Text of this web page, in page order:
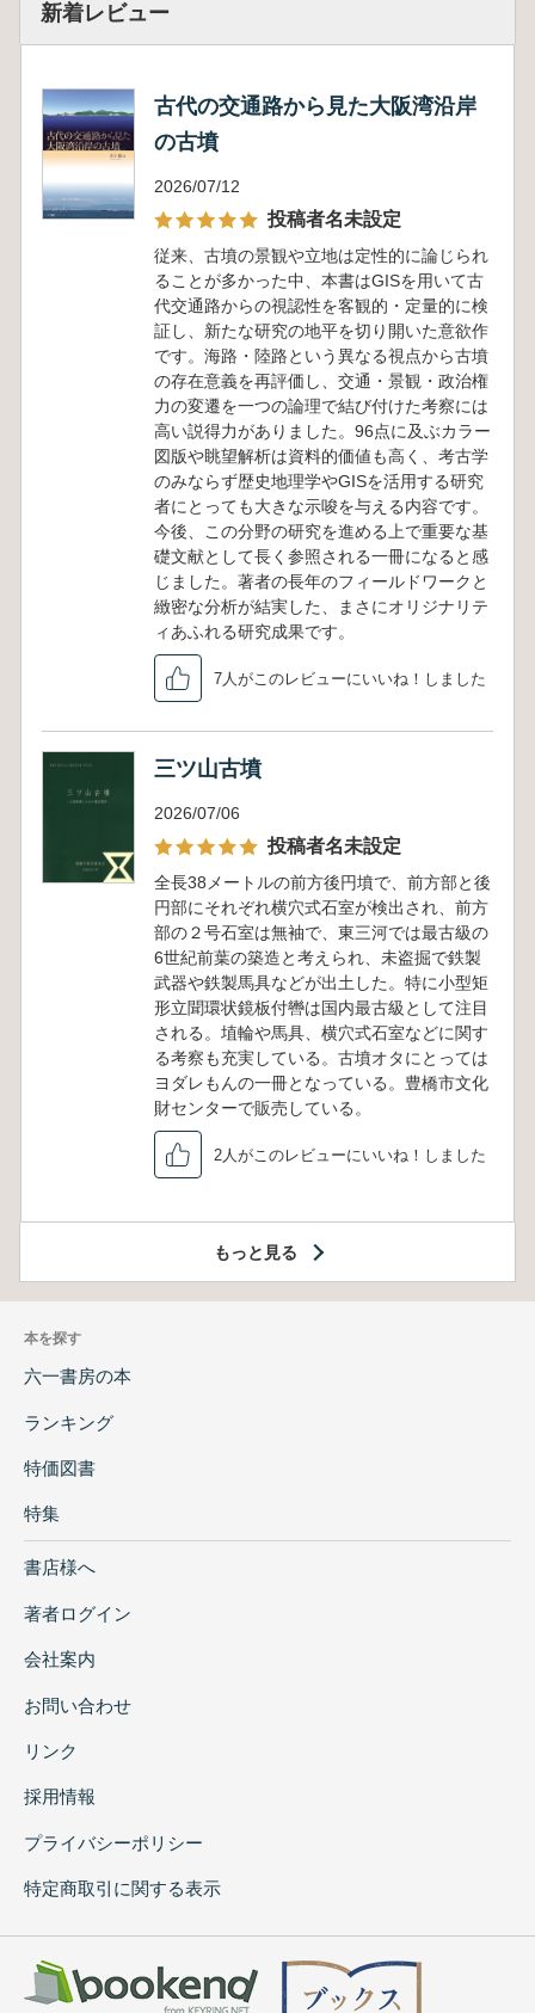
新着レビュー
古代の交通路から見た大阪湾沿岸
の古墳
2026/07/12
投稿者名未設定
従来、古墳の景観や立地は定性的に論じられ
ることが多かった中、本書はGISを用いて古
代交通路からの視認性を客観的・定量的に検
証し、新たな研究の地平を切り開いた意欲作
です。海路・陸路という異なる視点から古墳
の存在意義を再評価し、交通・景観・政治権
力の変遷を一つの論理で結び付けた考察には
高い説得力がありました。96点に及ぶカラー
図版や眺望解析は資料的価値も高く、考古学
のみならず歴史地理学やGISを活用する研究
者にとっても大きな示唆を与える内容です。
今後、この分野の研究を進める上で重要な基
礎文献として長く参照される一冊になると感
じました。著者の長年のフィールドワークと
緻密な分析が結実した、まさにオリジナリテ
ィあふれる研究成果です。
7人がこのレビューにいいね！しました
三ツ山古墳
2026/07/06
投稿者名未設定
全長38メートルの前方後円墳で、前方部と後
円部にそれぞれ横穴式石室が検出され、前方
部の２号石室は無袖で、東三河では最古級の
6世紀前葉の築造と考えられ、未盗掘で鉄製
武器や鉄製馬具などが出土した。特に小型矩
形立聞環状鏡板付轡は国内最古級として注目
される。埴輪や馬具、横穴式石室などに関す
る考察も充実している。古墳オタにとっては
ヨダレもんの一冊となっている。豊橋市文化
財センターで販売している。
2人がこのレビューにいいね！しました
もっと見る
本を探す
六一書房の本
ランキング
特価図書
特集
書店様へ
著者ログイン
会社案内
お問い合わせ
リンク
採用情報
プライバシーポリシー
特定商取引に関する表示